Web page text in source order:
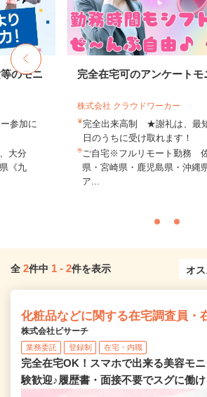
のモニ
参加に
大分
《九
完全在宅可のアンケートモ
株式会社 クラウドワーカー
完全出来高制 ★謝礼は、最
日のうちに受け取れます！
ご自宅※フルリモート勤務
県・宮崎県・鹿児島県・沖縄
ア...
全 2件中 1 - 2件を表示
化粧品などに関する在宅調査員・
株式会社ビサーチ
業務委託 登録制 在宅・内職
完全在宅OK！スマホで出来る美容モ
験歓迎♪履歴書・面接不要でスグに働